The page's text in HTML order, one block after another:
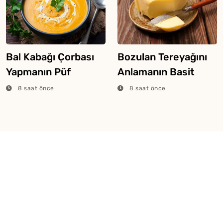
Bal Kabağı Çorbası
Yapmanın Püf
Noktaları
8 saat önce
Bozulan Tereyağını
Anlamanın Basit
Yolları
8 saat önce